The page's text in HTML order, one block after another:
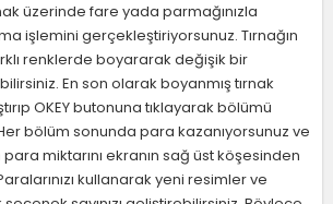
üzerinde fare yada parmağınızla
işlemini gerçekleştiriyorsunuz. Tırnağın
renklerde boyararak değişik bir
En son olarak boyanmış tırnak
OKEY butonuna tıklayarak bölümü
bölüm sonunda para kazanıyorsunuz ve
miktarını ekranın sağ üst köşesinden
kullanarak yeni resimler ve